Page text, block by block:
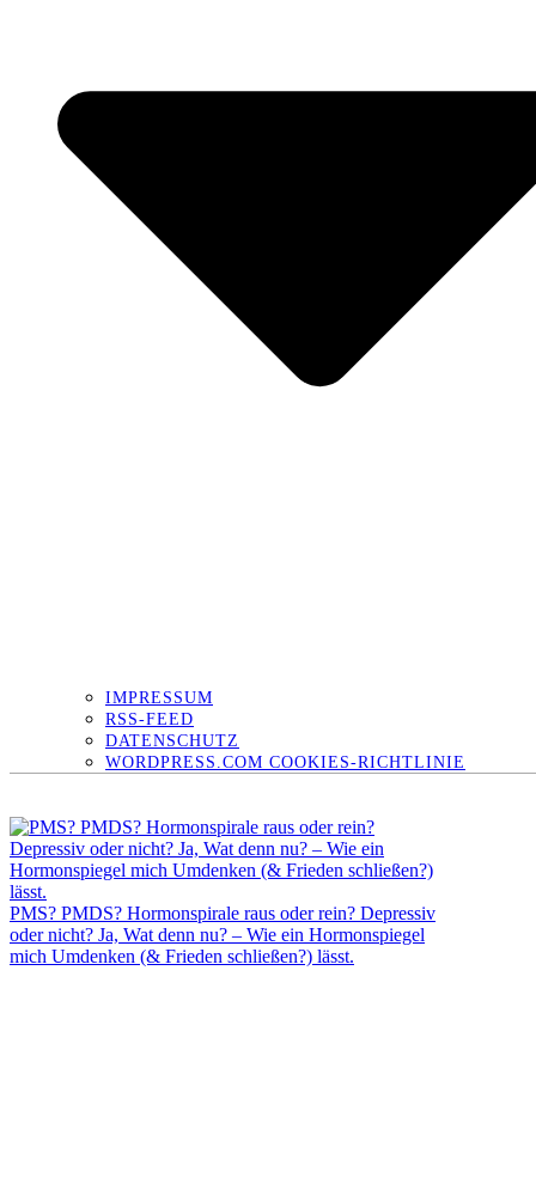
IMPRESSUM
RSS-FEED
DATENSCHUTZ
WORDPRESS.COM COOKIES-RICHTLINIE
PMS? PMDS? Hormonspirale raus oder rein? Depressiv
oder nicht? Ja, Wat denn nu? – Wie ein Hormonspiegel
mich Umdenken (& Frieden schließen?) lässt.